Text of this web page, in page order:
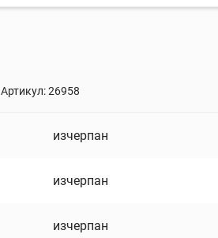
Артикул:26958
изчерпан
изчерпан
изчерпан